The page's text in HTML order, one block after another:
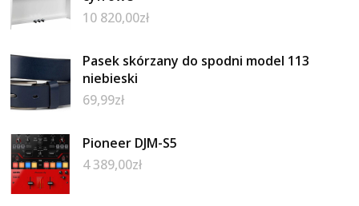
10 820,00zł
Pasek skórzany do spodni model 113
niebieski
69,99zł
Pioneer DJM-S5
4 389,00zł